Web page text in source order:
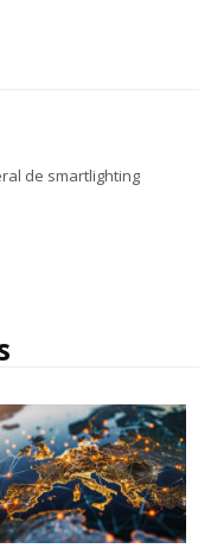
de smartlighting